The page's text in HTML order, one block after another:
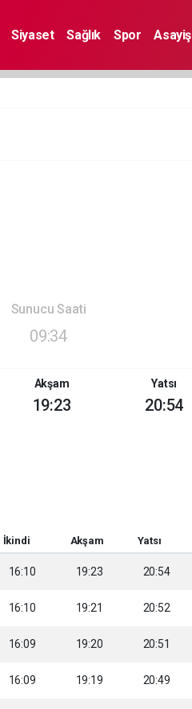
Siyaset Sağlık Spor Asayiş
Sunucu Saati
09:34
Akşam
19:23
Yatsı
20:54
İkindi Akşam Yatsı
16:10 19:23 20:54
16:10 19:21 20:52
16:09 19:20 20:51
16:09 19:19 20:49